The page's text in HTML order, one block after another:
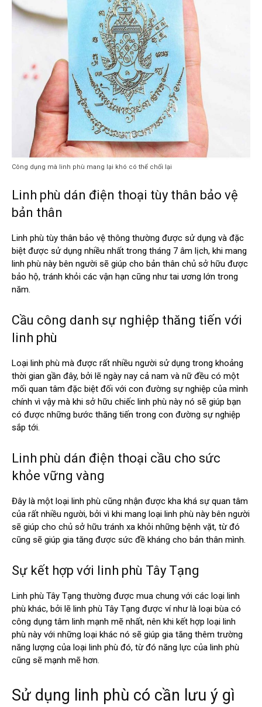
Công dụng mà linh phù mang lại khó có thể chối lại
Linh phù dán điện thoại tùy thân bảo vệ
bản thân
Linh phù tùy thân bảo vệ thông thường được sử dụng và đặc
biệt được sử dụng nhiều nhất trong tháng 7 âm lịch, khi mang
linh phù này bên người sẽ giúp cho bản thân chủ sở hữu được
bảo hộ, tránh khỏi các vận hạn cũng như tai ương lớn trong
năm.
Cầu công danh sự nghiệp thăng tiến với
linh phù
Loại linh phù mà được rất nhiều người sử dụng trong khoảng
thời gian gần đây, bởi lẽ ngày nay cả nam và nữ đều có một
mối quan tâm đặc biệt đối với con đường sự nghiệp của mình
chính vì vậy mà khi sở hữu chiếc linh phù này nó sẽ giúp bạn
có được những bước thăng tiến trong con đường sự nghiệp
sắp tới.
Linh phù dán điện thoại cầu cho sức
khỏe vững vàng
Đây là một loại linh phù cũng nhận được kha khá sự quan tâm
của rất nhiều người, bởi vì khi mang loại linh phù này bên người
sẽ giúp cho chủ sở hữu tránh xa khỏi những bệnh vặt, từ đó
cũng sẽ giúp gia tăng được sức đề kháng cho bản thân mình.
Sự kết hợp với linh phù Tây Tạng
Linh phù Tây Tạng thường được mua chung với các loại linh
phù khác, bởi lẽ linh phù Tây Tạng được ví như là loại bùa có
công dụng tâm linh mạnh mẽ nhất, nên khi kết hợp loại linh
phù này với những loại khác nó sẽ giúp gia tăng thêm trường
năng lượng của loại linh phù đó, từ đó năng lực của linh phù
cũng sẽ mạnh mẽ hơn.
Sử dụng linh phù có cần lưu ý gì